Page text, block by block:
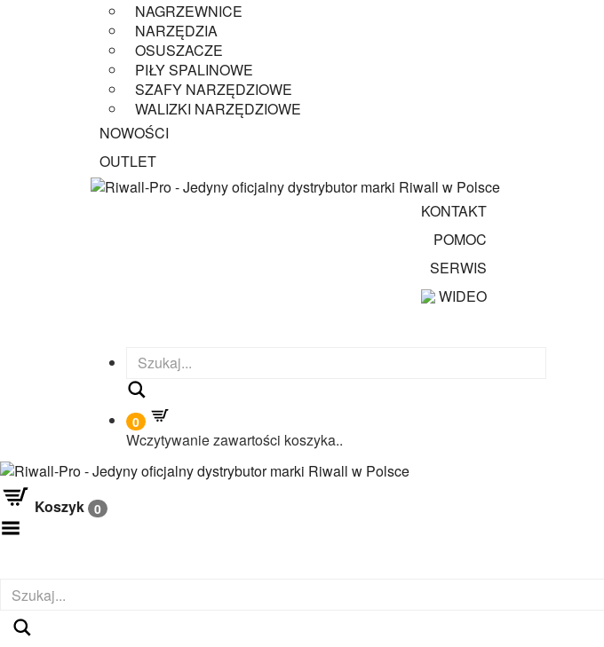
NAGRZEWNICE
NARZĘDZIA
OSUSZACZE
PIŁY SPALINOWE
SZAFY NARZĘDZIOWE
WALIZKI NARZĘDZIOWE
NOWOŚCI
OUTLET
KONTAKT
POMOC
SERWIS
WIDEO
0
Wczytywanie zawartości koszyka..
Koszyk 0